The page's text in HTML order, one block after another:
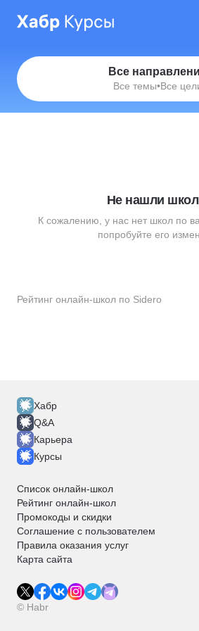
Все
Все темы•Все
Рейтинг онлайн-школ по Sidero
Не нашли
К сожалению, у нас нет школ по
попробуйте его
Хабр
Q&A
Карьера
Курсы
Список онлайн-школ
Рейтинг онлайн-школ
Промокоды и скидки
Соглашение с пользователем
Правила оказания услуг
Карта сайта
© Habr